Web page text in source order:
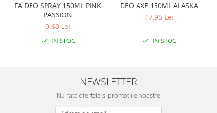
FA DEO SPRAY 150ML PINK
PASSION
9,60 Lei
IN STOC
DEO AXE 150ML ALASKA
17,95 Lei
IN STOC
NEWSLETTER
Nu rata ofertele si promotiile noastre